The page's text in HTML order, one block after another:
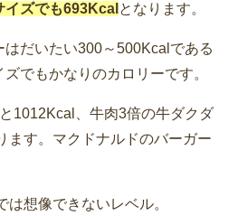
イズでも693Kcal となります。
だいたい300～500Kcalである
でもかなりのカロリーです。
1012Kcal、牛肉3倍の牛ダクダ
ます。マクドナルドのバーガー
想像できないレベル。